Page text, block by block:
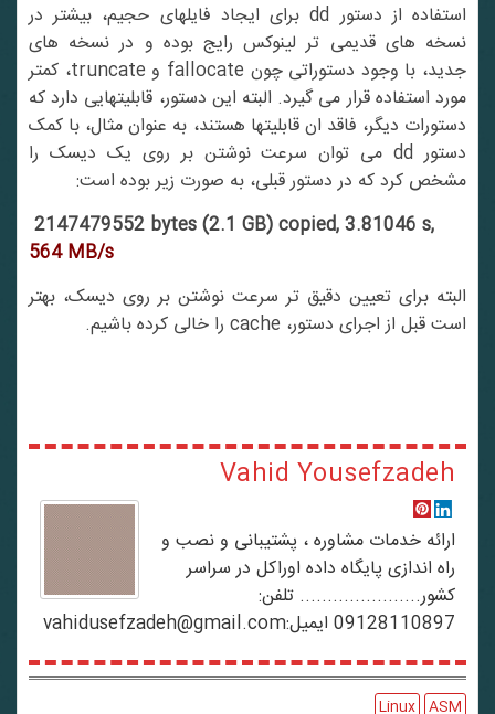
استفاده از دستور dd برای ایجاد فایلهای حجیم، بیشتر در
نسخه های قدیمی تر لینوکس رایج بوده و در نسخه های
جدید، با وجود دستوراتی چون fallocate و truncate، کمتر
مورد استفاده قرار می گیرد. البته این دستور، قابلیتهایی دارد که
دستورات دیگر، فاقد ان قابلیتها هستند، به عنوان مثال، با کمک
دستور dd می توان سرعت نوشتن بر روی یک دیسک را
مشخص کرد که در دستور قبلی، به صورت زیر بوده است:
2147479552 bytes (2.1 GB) copied, 3.81046 s,
564 MB/s
البته برای تعیین دقیق تر سرعت نوشتن بر روی دیسک، بهتر
است قبل از اجرای دستور، cache را خالی کرده باشیم.
Vahid Yousefzadeh
ارائه خدمات مشاوره ، پشتیبانی و نصب و
راه اندازی پایگاه داده اوراکل در سراسر
کشور...................... تلفن:
09128110897 ایمیل:vahidusefzadeh@gmail.com
ASM
Linux